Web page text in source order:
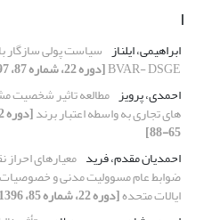
ا
ابراهیمی، ایلناز سیاست پولی سازگار
BVAR- DSGE[دوره 22، شماره 87، 1397، صفحه 125-162]
احمدی، پرویز مطالعه تاثیر شخصیت
های تجاری به واسطه اعتبار برند
65-88]
احمدیان مقدم، فرید معیارهای
ضوابط عام مسوولیت مدنی و خصوصیات
ایالات متحده[دوره 22، شماره 85، 1396، صفحه 139-169]